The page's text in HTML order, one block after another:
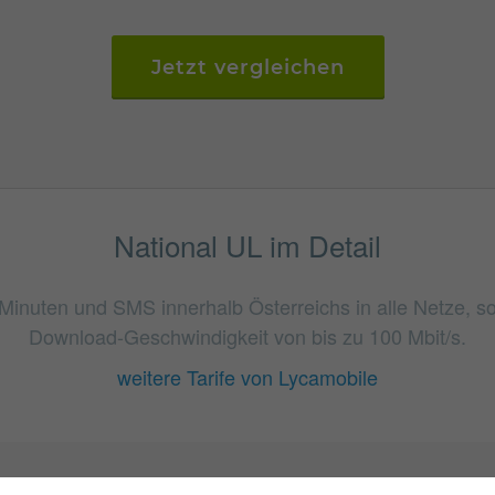
Jetzt vergleichen
National UL im Detail
und SMS innerhalb Österreichs in alle Netze,
Download-Geschwindigkeit von bis zu 100 Mbit/s.
weitere Tarife von Lycamobile